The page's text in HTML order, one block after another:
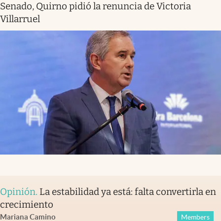
Senado, Quirno pidió la renuncia de Victoria
Villarruel
Opinión. La estabilidad ya está: falta convertirla en
crecimiento
Mariana Camino Members